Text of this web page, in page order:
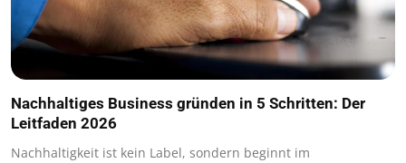
Nachhaltiges Business gründen in 5 Schritten: Der
Leitfaden 2026
Nachhaltigkeit ist kein Label, sondern beginnt im